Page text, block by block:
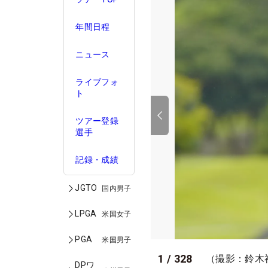
年間日程
ニュース
ライブフォ
ト
ツアー登録
選手
記録・成績
JGTO 国内男子
LPGA 米国女子
PGA 米国男子
DPワ 1 / 328 （撮影：鈴